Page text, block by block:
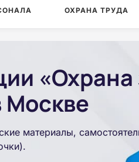
ОХРАНА ТРУДА
«Охрана
Москве
материалы,